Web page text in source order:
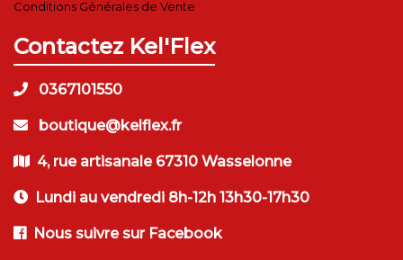
Conditions Générales de Vente
Contactez Kel'Flex
0367101550
boutique@kelflex.fr
4, rue artisanale 67310 Wasselonne
Lundi au vendredi 8h-12h 13h30-17h30
Nous suivre sur Facebook